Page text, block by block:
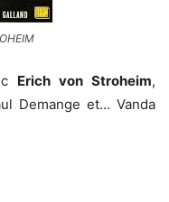
Erich von Stroheim,
Demange et… Vanda